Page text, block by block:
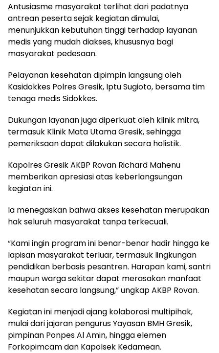
Antusiasme masyarakat terlihat dari padatnya
antrean peserta sejak kegiatan dimulai,
menunjukkan kebutuhan tinggi terhadap layanan
medis yang mudah diakses, khususnya bagi
masyarakat pedesaan.
Pelayanan kesehatan dipimpin langsung oleh
Kasidokkes Polres Gresik, Iptu Sugioto, bersama tim
tenaga medis Sidokkes.
Dukungan layanan juga diperkuat oleh klinik mitra,
termasuk Klinik Mata Utama Gresik, sehingga
pemeriksaan dapat dilakukan secara holistik.
Kapolres Gresik AKBP Rovan Richard Mahenu
memberikan apresiasi atas keberlangsungan
kegiatan ini.
Ia menegaskan bahwa akses kesehatan merupakan
hak seluruh masyarakat tanpa terkecuali.
“Kami ingin program ini benar-benar hadir hingga ke
lapisan masyarakat terluar, termasuk lingkungan
pendidikan berbasis pesantren. Harapan kami, santri
maupun warga sekitar dapat merasakan manfaat
kesehatan secara langsung,” ungkap AKBP Rovan.
Kegiatan ini menjadi ajang kolaborasi multipihak,
mulai dari jajaran pengurus Yayasan BMH Gresik,
pimpinan Ponpes Al Amin, hingga elemen
Forkopimcam dan Kapolsek Kedamean.